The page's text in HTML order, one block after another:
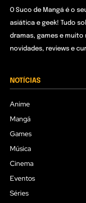
O Suco de Mangá é o
asiática e geek! Tudo
dramas, games e muito
novidades, reviews e
NOTÍCIAS
Anime
Mangá
Games
Música
Cinema
Eventos
Séries